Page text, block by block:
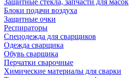
Защитные стекла, запчасти для масок
Блоки подачи воздуха
Защитные очки
Респираторы
Спецодежда для сварщиков
Одежда сварщика
Обувь сварщика
Перчатки сварочные
Химические материалы для сварки